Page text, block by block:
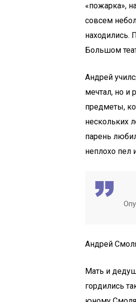
«пожарка»,
совсем
находились.
Большом
Андрей
мечтал, но и
предметы,
нескольких
парень
неплохо пел
Андрей
Мать и
гордились